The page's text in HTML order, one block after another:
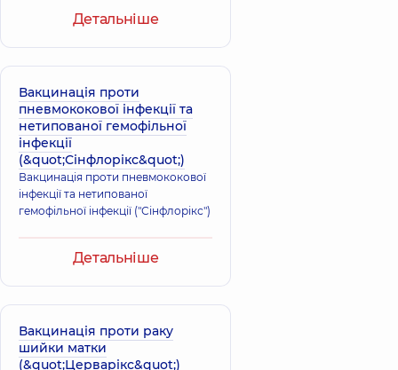
Детальніше
Вакцинація проти
пневмококової інфекції та
нетипованої гемофільної
інфекції
(&quot;Сінфлорікс&quot;)
Вакцинація проти пневмококової
інфекції та нетипованої
гемофільної інфекції ("Сінфлорікс")
Детальніше
Вакцинація проти раку
шийки матки
(&quot;Церварікс&quot;)